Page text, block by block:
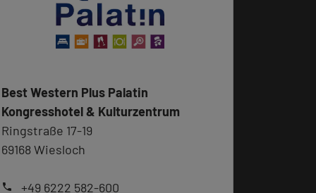
Best Western Plus Palatin
Kongresshotel & Kulturzentrum
Ringstraße 17-19
69168 Wiesloch
phone +49 6222 582-600